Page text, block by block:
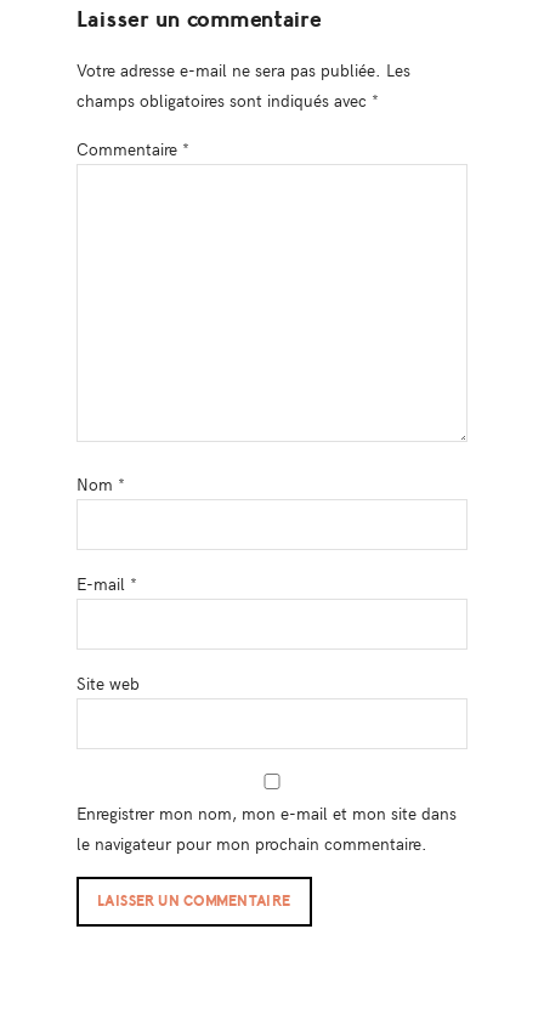
Laisser un commentaire
Votre adresse e-mail ne sera pas publiée. Les
champs obligatoires sont indiqués avec *
Commentaire *
Nom *
E-mail *
Site web
Enregistrer mon nom, mon e-mail et mon site dans
le navigateur pour mon prochain commentaire.